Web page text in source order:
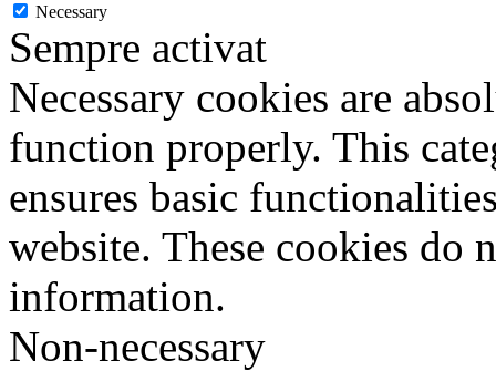
Necessary
Sempre activat
Necessary cookies are
function properly. This
ensures basic
website. These cookies do
information.
Non-necessary